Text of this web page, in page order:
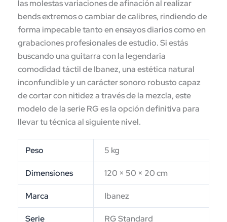
las molestas variaciones de afinación al realizar
bends extremos o cambiar de calibres, rindiendo de
forma impecable tanto en ensayos diarios como en
grabaciones profesionales de estudio. Si estás
buscando una guitarra con la legendaria
comodidad táctil de Ibanez, una estética natural
inconfundible y un carácter sonoro robusto capaz
de cortar con nitidez a través de la mezcla, este
modelo de la serie RG es la opción definitiva para
llevar tu técnica al siguiente nivel.
Peso 5 kg
Dimensiones 120 × 50 × 20 cm
Marca Ibanez
Serie RG Standard